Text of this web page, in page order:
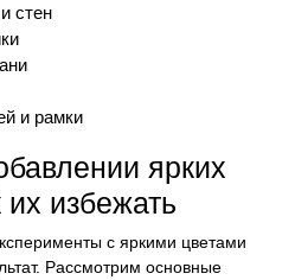
стен
и рамки
ярких
их избежать
с яркими цветами
Рассмотрим основные